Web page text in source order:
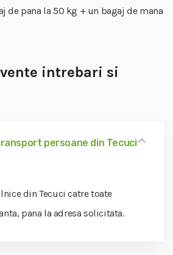
de pana la 50 kg + un bagaj de mana
intrebari si
persoane din Tecuci
din Tecuci catre toate
pana la adresa solicitata.